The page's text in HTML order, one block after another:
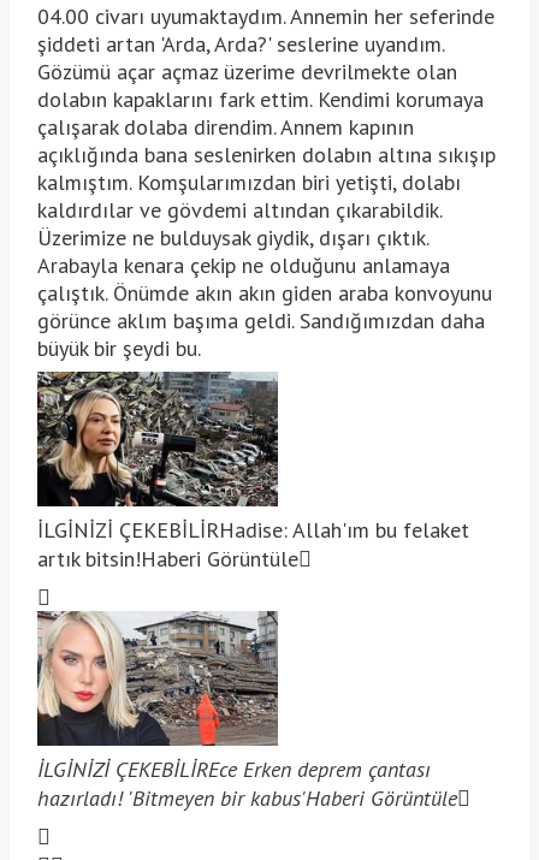
04.00 civarı uyumaktaydım. Annemin her seferinde
şiddeti artan 'Arda, Arda?' seslerine uyandım.
Gözümü açar açmaz üzerime devrilmekte olan
dolabın kapaklarını fark ettim. Kendimi korumaya
çalışarak dolaba direndim. Annem kapının
açıklığında bana seslenirken dolabın altına sıkışıp
kalmıştım. Komşularımızdan biri yetişti, dolabı
kaldırdılar ve gövdemi altından çıkarabildik.
Üzerimize ne bulduysak giydik, dışarı çıktık.
Arabayla kenara çekip ne olduğunu anlamaya
çalıştık. Önümde akın akın giden araba konvoyunu
görünce aklım başıma geldi. Sandığımızdan daha
büyük bir şeydi bu.
İLGİNİZİ ÇEKEBİLİRHadise: Allah'ım bu felaket
artık bitsin!Haberi Görüntüle
İLGİNİZİ ÇEKEBİLİREce Erken deprem çantası
hazırladı! 'Bitmeyen bir kabus'Haberi Görüntüle